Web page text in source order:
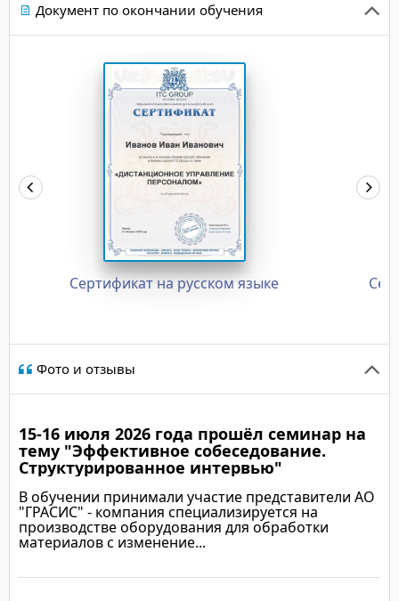
Документ по окончании обучения
Сертификат на русском языке
Фото и отзывы
15-16 июля 2026 года прошёл семинар на
тему "Эффективное собеседование.
Структурированное интервью"
В обучении принимали участие представители АО
"ГРАСИС" - компания специализируется на
производстве оборудования для обработки
материалов с изменение...